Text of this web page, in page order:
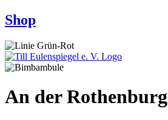
Shop
An der Rothenburg